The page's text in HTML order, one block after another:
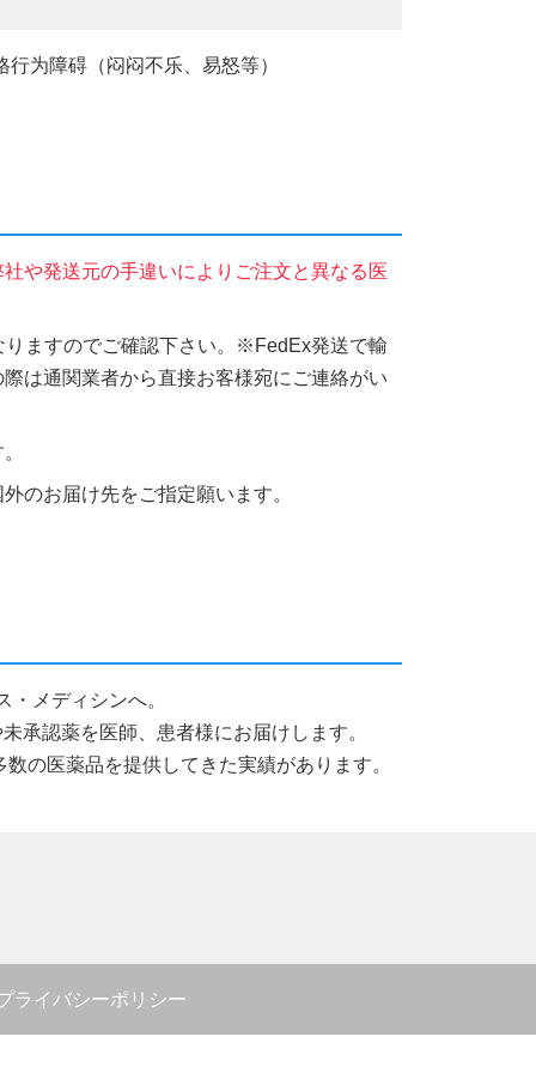
为障碍（闷闷不乐、易怒等）
や発送元の手違いによりご注文と異なる医
ますのでご確認下さい。※FedEx発送で輸
は通関業者から直接お客様宛にご連絡がい
のお届け先をご指定願います。
メディシンへ。
承認薬を医師、患者様にお届けします。
の医薬品を提供してきた実績があります。
ライバシーポリシー